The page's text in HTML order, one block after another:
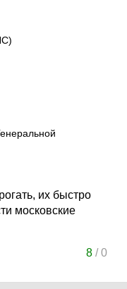
их быстро
московские
8/0